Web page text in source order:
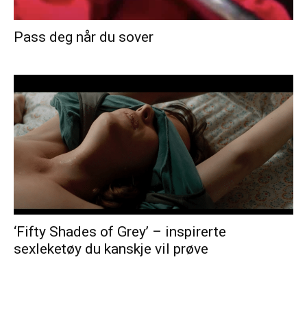
Pass deg når du sover
‘Fifty Shades of Grey’ – inspirerte
sexleketøy du kanskje vil prøve